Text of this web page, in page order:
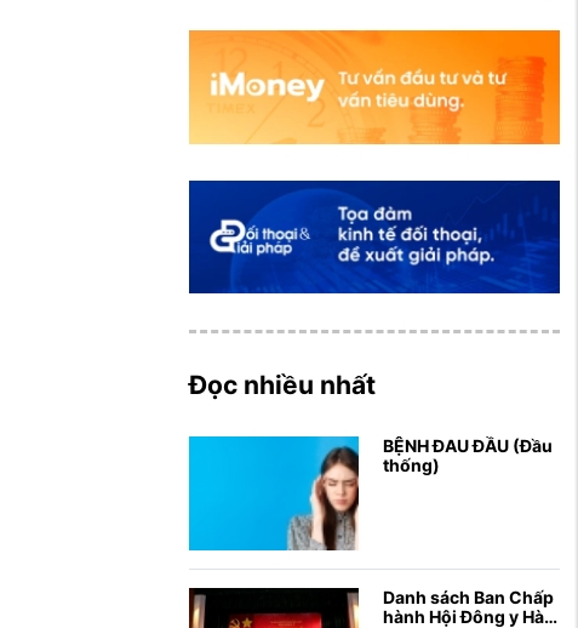
Đọc nhiều nhất
BỆNH ĐAU ĐẦU (Đầu
thống)
Danh sách Ban Chấp
hành Hội Đông y Hà